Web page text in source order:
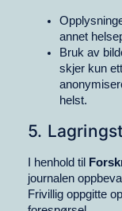
annet
Bruk av
skjer kun
helst.
5.
I henhold til
journalen
Frivillig oppgitte